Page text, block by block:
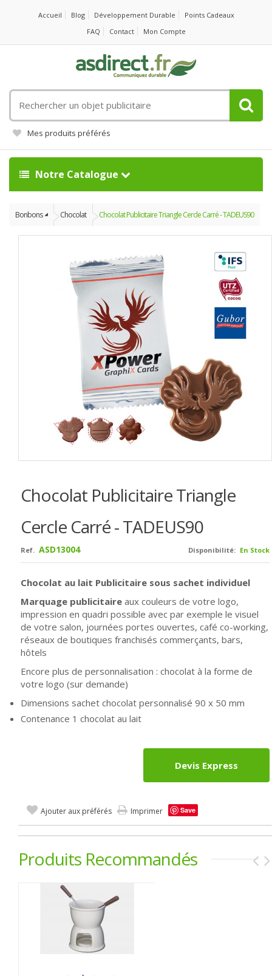
Accueil Blog Développement Durable
Points Cadeaux
FAQ
Contact Mon Compte
un
objet
publicitaire
Mes produits préférés
Notre Catalogue
Bonbons Chocolat Chocolat Publicitaire Triangle Cercle Carré - TADEUS90
Chocolat Publicitaire Triangle
Cercle Carré - TADEUS90
Disponibilité: En Stock
Ref. ASD13004
Chocolat au lait Publicitaire sous sachet individuel
Marquage publicitaire aux couleurs de votre logo,
impression en quadri possible avec par exemple le visuel
de votre salon, journées portes ouvertes, café co-working,
réseaux de boutiques franchisés commerçants, bars,
hôtels
Encore plus de personnalisation : chocolat à la forme de
votre logo (sur demande)
Dimensions sachet chocolat personnalisé 90 x 50 mm
Contenance 1 chocolat au lait
Devis Express
Ajouter aux préférés Imprimer Save
Produits Recommandés